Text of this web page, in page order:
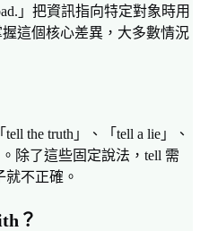
」把資訊指向特定對象時用
這個核心差異，大多數情況
the truth」、「tell a lie」、
。除了這些固定說法，tell 需
不正確。
？